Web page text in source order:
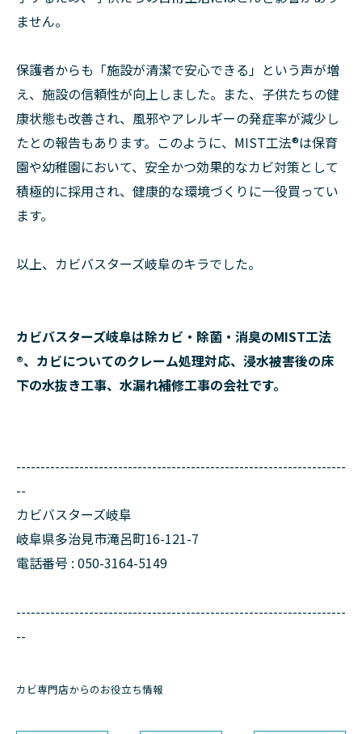
ません。
保護者からも「施設が清潔で安心できる」という声が増
え、施設の信頼性が向上しました。また、子供たちの健
康状態も改善され、風邪やアレルギーの発症率が減少し
たとの報告もあります。このように、MIST工法®は保育
園や幼稚園において、安全かつ効果的なカビ対策として
積極的に採用され、健康的な環境づくりに一役買ってい
ます。
以上、カビバスターズ岐阜のキラでした。
カビバスターズ岐阜は除カビ・除菌・消臭のMIST工法
®、カビについてのクレーム処理対応、浸水被害後の床
下の水抜き工事、水漏れ補修工事の会社です。
--------------------------------------------------------------------
--
カビバスターズ岐阜
岐阜県多治見市滝呂町16-121-7
電話番号 : 050-3164-5149
--------------------------------------------------------------------
--
カビ専門店からのお役立ち情報